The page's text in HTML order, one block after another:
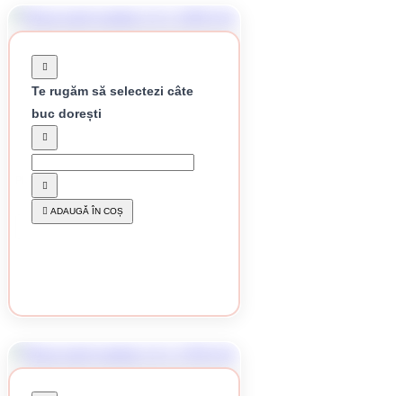
Plasa gard sudata 1.6 x 1500 mm
137.72 lei / buc
CUMPĂRĂ
Te rugăm să selectezi câte
buc dorești
ADAUGĂ ÎN COȘ